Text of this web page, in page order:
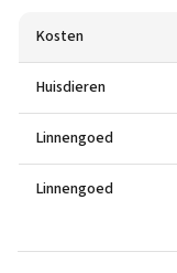
Kosten
Huisdieren
Linnengoed
Linnengoed